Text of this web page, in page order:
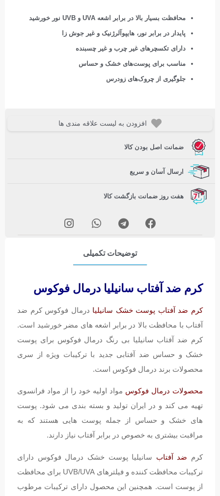
محافظت بسیار بالا در برابر اشعه UVA و UVB نور خورشید
پایدار در برابر نور،‌ هایپوآلرژنیک و غیر جوش زا
دارای تکسچرهای غیر چرب و غیر چسبنده
مناسب برای پوست‌های خشک و حساس
جلوگیری از چروک‌های زودرس
افزودن به لیست علاقه مندی ها
ضمانت اصل بودن کالا
ارسال آسان و سریع
هفت روز ضمانت بازگشت کالا
توضیحات تکمیلی
کرم ضد آفتاب سانیلیا درمال فوکوس
کرم ضد آفتاب پوست خشک سانیلیا درمال فوکوس کرم ضد
آفتاب با محافظت بالا در برابر اشعه های مضر خورشید است.
کرم ضد آفتاب سانیلیا بی رنگ درمال فوکوس برای پوست
خشک و حساس ضد آفتابی جدید با ترکیبات ویژه از سری
محصولات برند درمال فوکوس است.
محصولات درمال فوکوس مواد اولیه خود را از مواد فرانسوی
تهیه می کند و در ایران تولید و بسته بندی می شود. پوست
های خشک و حساس از جمله پوست هایی هستند که به
مراقبت بیشتری به خصوص در برابر آفتاب نیاز دارند.
کرم ضد آفتاب سانیلیا پوست خشک درمال فوکوس دارای
ترکیبات محافظت کننده و فیلترهای UVB/UVA برای محافظت
از پوست است. همچنین این محصول دارای ترکیبات مرطوب